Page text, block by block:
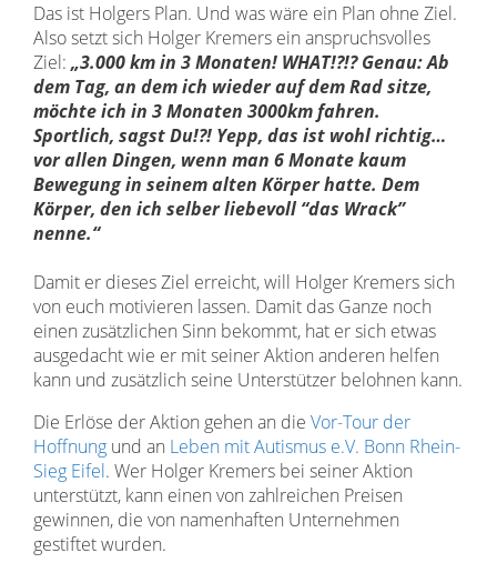
Das ist Holgers Plan. Und was wäre ein Plan ohne Ziel.
Also setzt sich Holger Kremers ein anspruchsvolles
Ziel: „3.000 km in 3 Monaten! WHAT!?!? Genau: Ab
dem Tag, an dem ich wieder auf dem Rad sitze,
möchte ich in 3 Monaten 3000km fahren.
Sportlich, sagst Du!?! Yepp, das ist wohl richtig…
vor allen Dingen, wenn man 6 Monate kaum
Bewegung in seinem alten Körper hatte. Dem
Körper, den ich selber liebevoll “das Wrack”
nenne.“
Damit er dieses Ziel erreicht, will Holger Kremers sich
von euch motivieren lassen. Damit das Ganze noch
einen zusätzlichen Sinn bekommt, hat er sich etwas
ausgedacht wie er mit seiner Aktion anderen helfen
kann und zusätzlich seine Unterstützer belohnen kann.
Die Erlöse der Aktion gehen an die Vor-Tour der
Hoffnung und an Leben mit Autismus e.V. Bonn Rhein-
Sieg Eifel. Wer Holger Kremers bei seiner Aktion
unterstützt, kann einen von zahlreichen Preisen
gewinnen, die von namenhaften Unternehmen
gestiftet wurden.